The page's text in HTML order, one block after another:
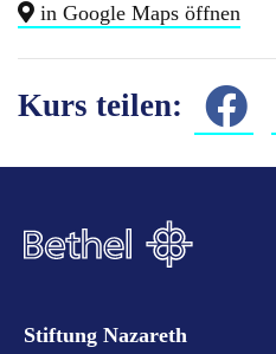
in Google Maps öffnen
Kurs teilen:
Stiftung Nazareth